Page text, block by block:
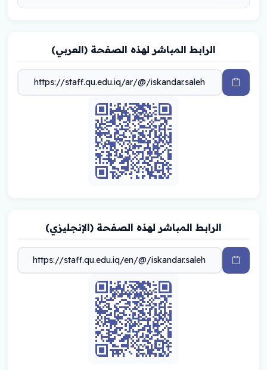
الرابط المباشر لهذه الصفحة (العربي)
الرابط المباشر لهذه الصفحة (الإنجليزي)